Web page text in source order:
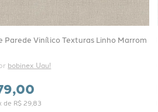
Parede Vinílico Texturas Linho Marrom
bobinex Uau!
,00
de R$ 29,83